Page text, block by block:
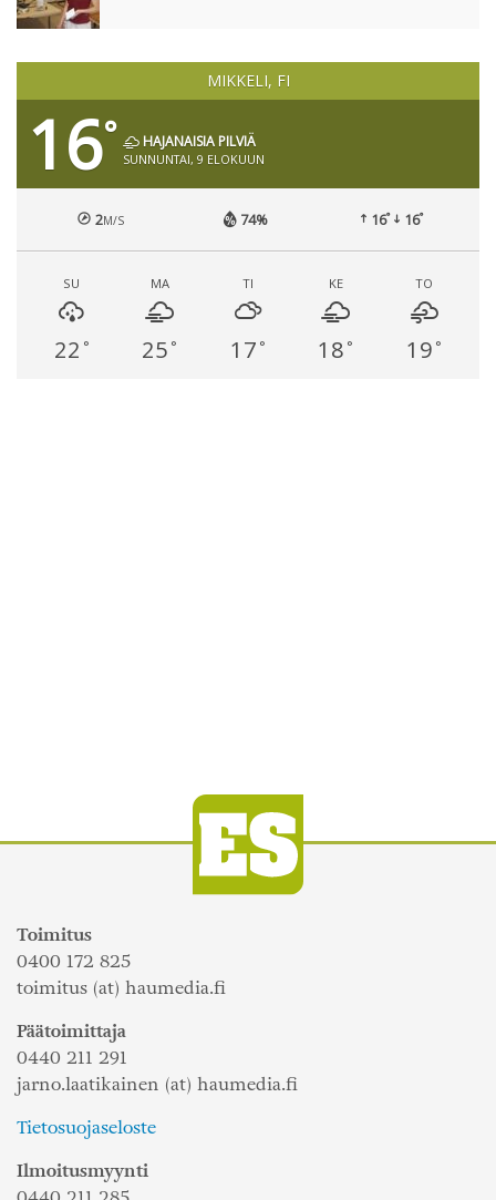
MIKKELI, FI
16° HAJANAISIA PILVIÄ
SUNNUNTAI, 9 ELOKUUN
2M/S 74% 16° 16°
SU
22 °
MA
25 °
TI
17 °
KE
18 °
TO
19 °
Toimitus
0400 172 825
toimitus (at) haumedia.fi
Päätoimittaja
0440 211 291
jarno.laatikainen (at) haumedia.fi
Tietosuojaseloste
Ilmoitusmyynti